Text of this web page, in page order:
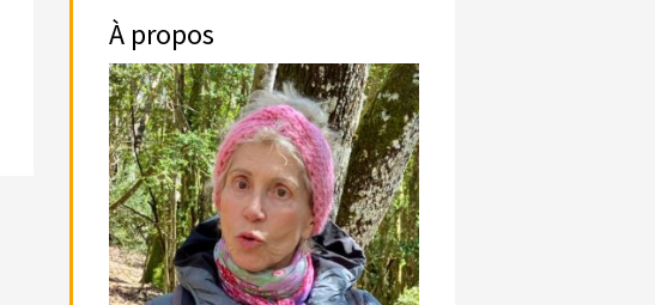
À propos